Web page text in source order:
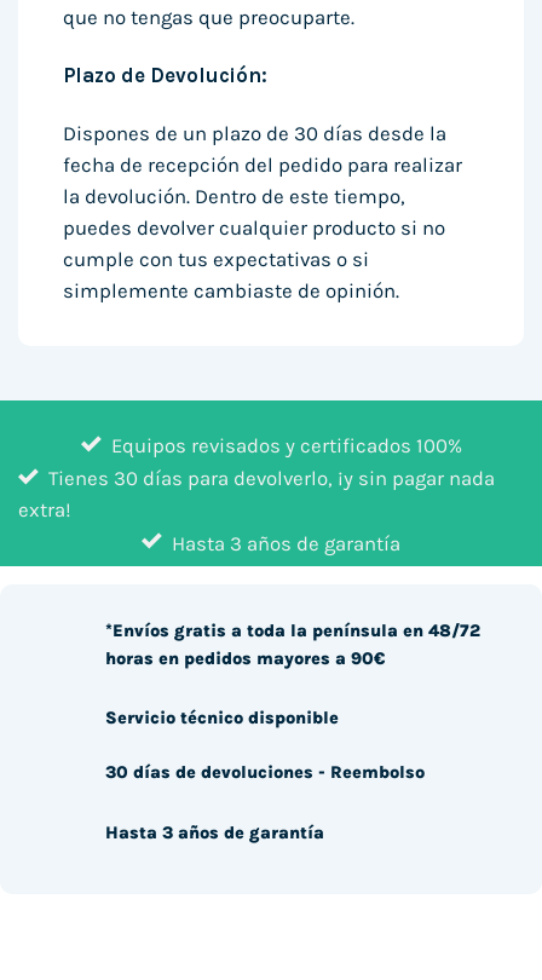
que no tengas que preocuparte.
Plazo de Devolución:
Dispones de un plazo de 30 días desde la
fecha de recepción del pedido para realizar
la devolución. Dentro de este tiempo,
puedes devolver cualquier producto si no
cumple con tus expectativas o si
simplemente cambiaste de opinión.
Equipos revisados y certificados 100%
Tienes 30 días para devolverlo, ¡y sin pagar nada
extra!
Hasta 3 años de garantía
*Envíos gratis a toda la península en 48/72
horas en pedidos mayores a 90€
Servicio técnico disponible
30 días de devoluciones - Reembolso
Hasta 3 años de garantía